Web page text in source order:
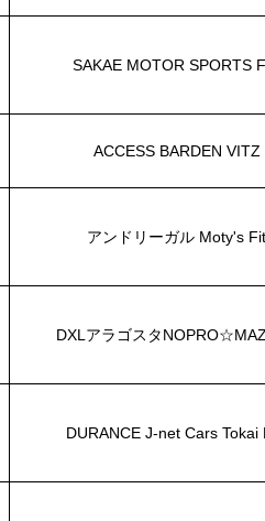
SAKAE MOTOR SPORTS
ACCESS BARDEN VITZ
アンドリーガル Moty's Fit
DXLアラゴスタ
DURANCE J-net Cars Tokai